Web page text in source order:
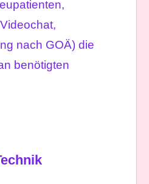
nach GOÄ) die
benötigten